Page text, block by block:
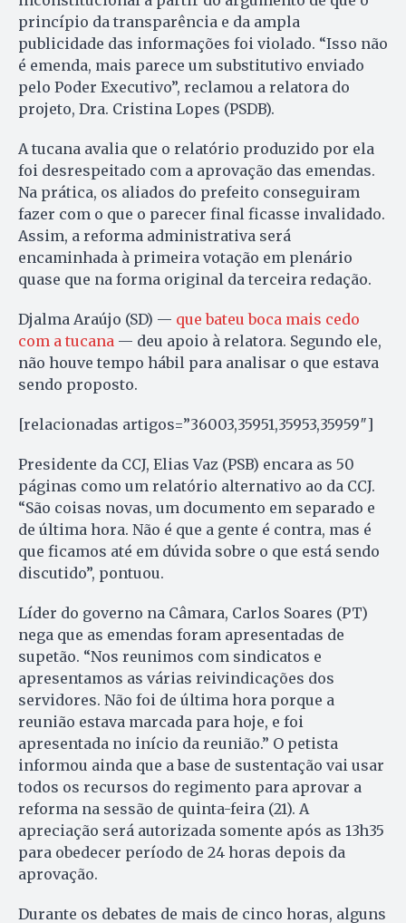
princípio da transparência e da ampla
publicidade das informações foi violado. “Isso não
é emenda, mais parece um substitutivo enviado
pelo Poder Executivo”, reclamou a relatora do
projeto, Dra. Cristina Lopes (PSDB).
A tucana avalia que o relatório produzido por ela
foi desrespeitado com a aprovação das emendas.
Na prática, os aliados do prefeito conseguiram
fazer com o que o parecer final ficasse invalidado.
Assim, a reforma administrativa será
encaminhada à primeira votação em plenário
quase que na forma original da terceira redação.
Djalma Araújo (SD) — que bateu boca mais cedo
com a tucana — deu apoio à relatora. Segundo ele,
não houve tempo hábil para analisar o que estava
sendo proposto.
[relacionadas artigos=”36003,35951,35953,35959″]
Presidente da CCJ, Elias Vaz (PSB) encara as 50
páginas como um relatório alternativo ao da CCJ.
“São coisas novas, um documento em separado e
de última hora. Não é que a gente é contra, mas é
que ficamos até em dúvida sobre o que está sendo
discutido”, pontuou.
Líder do governo na Câmara, Carlos Soares (PT)
nega que as emendas foram apresentadas de
supetão. “Nos reunimos com sindicatos e
apresentamos as várias reivindicações dos
servidores. Não foi de última hora porque a
reunião estava marcada para hoje, e foi
apresentada no início da reunião.” O petista
informou ainda que a base de sustentação vai usar
todos os recursos do regimento para aprovar a
reforma na sessão de quinta-feira (21). A
apreciação será autorizada somente após as 13h35
para obedecer período de 24 horas depois da
aprovação.
Durante os debates de mais de cinco horas, alguns